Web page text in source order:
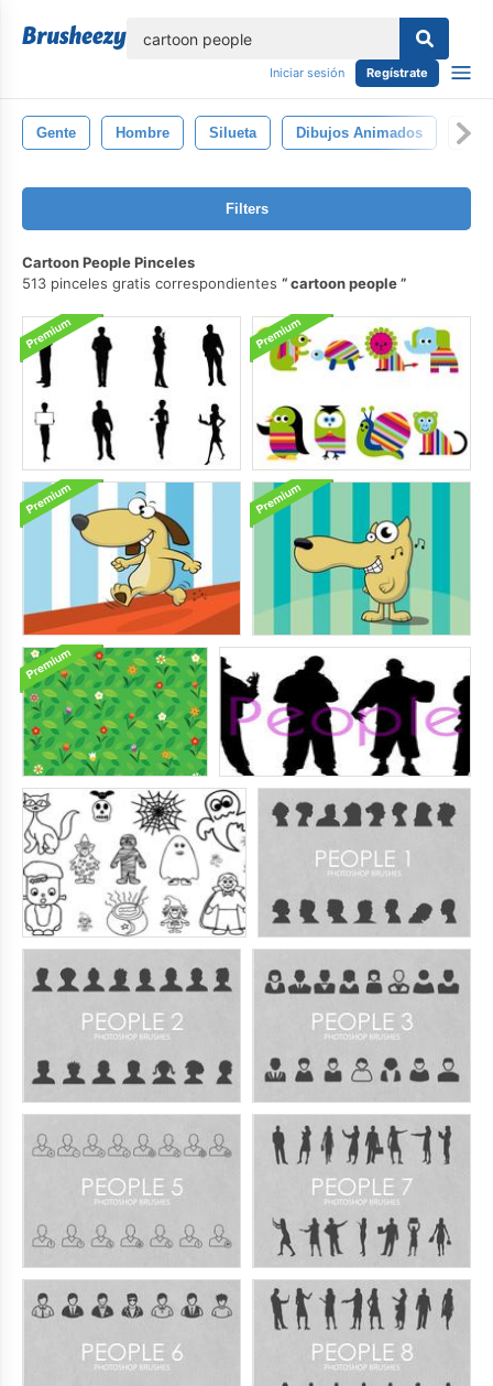
Iniciar sesión Regístrate
Gente Hombre Silueta Dibujos Animados
Filters
Cartoon People Pinceles
513 pinceles gratis correspondientes
cartoon people